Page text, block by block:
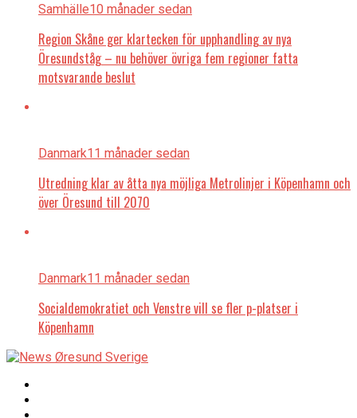
Samhälle10 månader sedan
Region Skåne ger klartecken för upphandling av nya
Öresundståg – nu behöver övriga fem regioner fatta
motsvarande beslut
Danmark11 månader sedan
Utredning klar av åtta nya möjliga Metrolinjer i Köpenhamn och
över Öresund till 2070
Danmark11 månader sedan
Socialdemokratiet och Venstre vill se fler p-platser i
Köpenhamn